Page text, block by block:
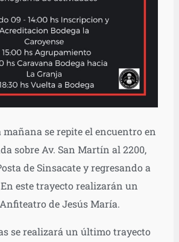
se repite el encuentro en
sobre Av. San Martín al 2200,
de Sinsacate y regresando a
En este trayecto realizarán un
de Jesús María.
se realizará un último trayecto